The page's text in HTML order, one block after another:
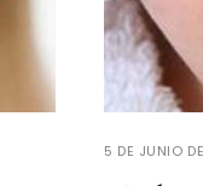
5 DE JUNIO